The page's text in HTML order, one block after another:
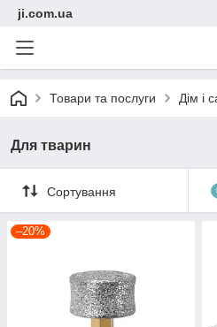
ji.com.ua
Товари та послуги Дім і
Для тварин
Сортування
–20%